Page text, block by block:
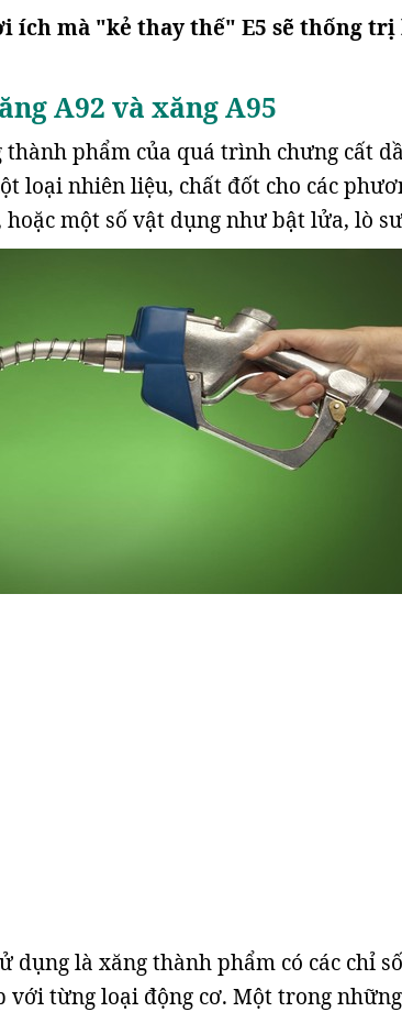
ích mà "kẻ thay thế" E5 sẽ thống
A92 và xăng A95
phẩm của quá trình chưng cất
loại nhiên liệu, chất đốt cho các
hoặc một số vật dụng như bật lửa, lò
dụng là xăng thành phẩm có các chỉ
từng loại động cơ. Một trong